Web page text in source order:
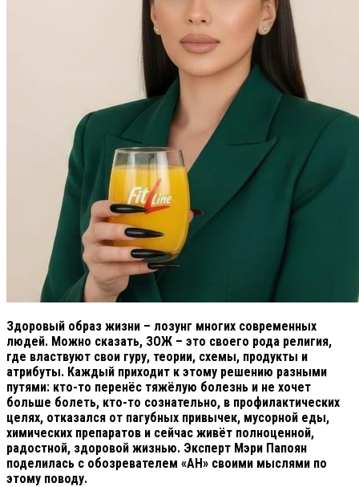
Здоровый образ жизни – лозунг многих современных
людей. Можно сказать, ЗОЖ – это своего рода религия,
где властвуют свои гуру, теории, схемы, продукты и
атрибуты. Каждый приходит к этому решению разными
путями: кто-то перенёс тяжёлую болезнь и не хочет
больше болеть, кто-то сознательно, в профилактических
целях, отказался от пагубных привычек, мусорной еды,
химических препаратов и сейчас живёт полноценной,
радостной, здоровой жизнью. Эксперт Мэри Папоян
поделилась с обозревателем «АН» своими мыслями по
этому поводу.